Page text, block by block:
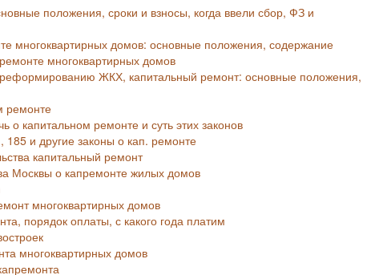
положения, сроки и взносы, когда ввели сбор, ФЗ и
многоквартирных домов: основные положения, содержание
многоквартирных домов
ЖКХ, капитальный ремонт: основные положения,
ремонте
о капитальном ремонте и суть этих законов
и другие законы о кап. ремонте
капитальный ремонт
Москвы о капремонте жилых домов
многоквартирных домов
порядок оплаты, с какого года платим
многоквартирных домов